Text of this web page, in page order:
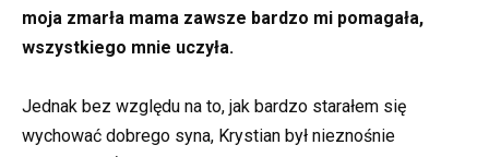
moja zmarła mama zawsze bardzo mi pomagała,
wszystkiego mnie uczyła.
Jednak bez względu na to, jak bardzo starałem się
wychować dobrego syna, Krystian był nieznośnie